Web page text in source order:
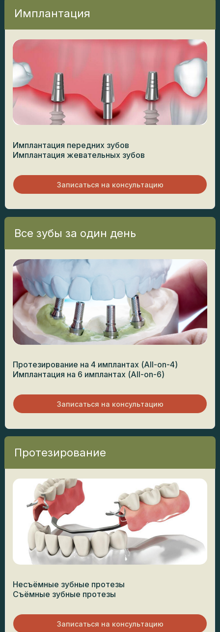
Имплантация
Имплантация передних зубов
Имплантация жевательных зубов
Записаться на консультацию
Все зубы за один день
Протезирование на 4 имплантах (All-on-4)
Имплантация на 6 имплантах (All-on-6)
Записаться на консультацию
Протезирование
Несъёмные зубные протезы
Съёмные зубные протезы
Записаться на консультацию